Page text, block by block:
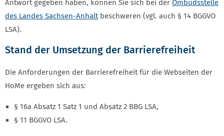
Antwort gegeben haben, können Sie sich bei der Ombudsstelle
des Landes Sachsen-Anhaltbeschweren (vgl. auch § 14 BGGVO
LSA).
Stand der Umsetzung der Barrierefreiheit
Die Anforderungen der Barrierefreiheit für die Webseiten der
HoMe ergeben sich aus:
§ 16a Absatz 1 Satz 1 und Absatz 2 BBG LSA,
§ 11 BGGVO LSA.